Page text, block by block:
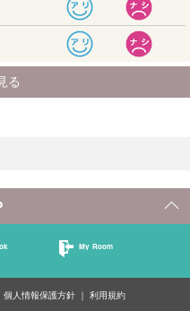
My Room
個人情報保護方針 利用規約